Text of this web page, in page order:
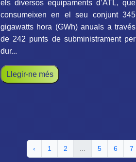
els diversos equipaments d’ATL, que
consumeixen en el seu conjunt 345
gigawatts hora (GWh) anuals a través
de 242 punts de subministrament per
dur...
Llegir-ne més
‹ 1 2 ... 5 6 7